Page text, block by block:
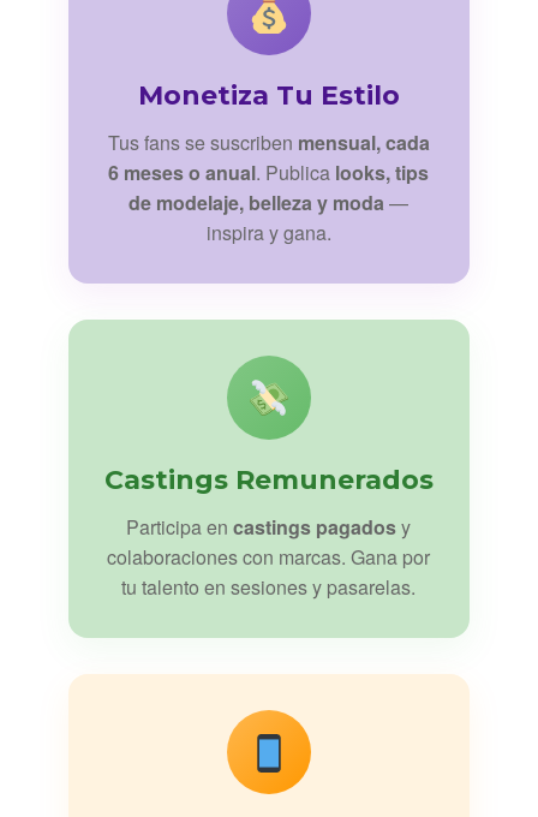
Monetiza Tu Estilo
Tus fans se suscriben mensual, cada
6 meses o anual. Publica looks, tips
de modelaje, belleza y moda—
inspira y gana.
Castings Remunerados
Participa encastings pagadosy
colaboraciones con marcas. Gana por
tu talento en sesiones y pasarelas.